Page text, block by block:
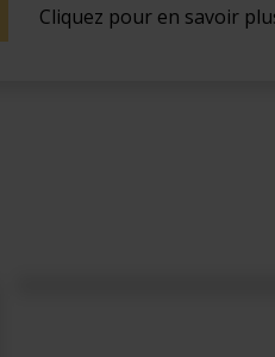
Cliquez pour en savoir